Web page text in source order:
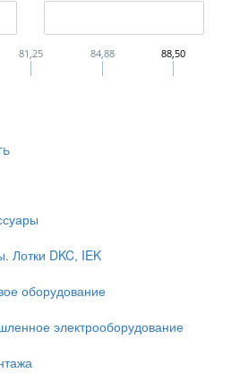
81,25 84,88 88,50
Лотки DKC, IEK
оборудование
электрооборудование